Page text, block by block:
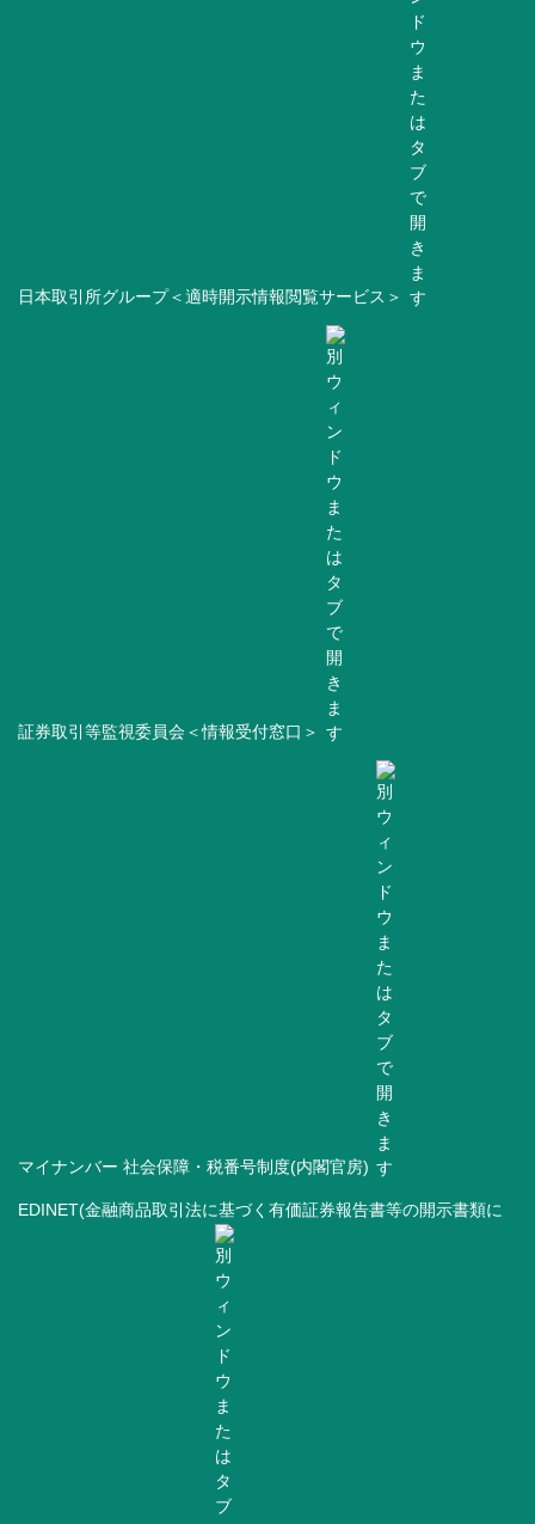
日本取引所グループ＜適時開示情報閲覧サービス＞
証券取引等監視委員会＜情報受付窓口＞
マイナンバー 社会保障・税番号制度(内閣官房)
EDINET(金融商品取引法に基づく有価証券報告書等の開示書類に